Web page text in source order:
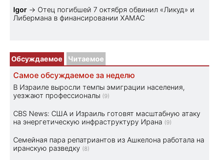
Igor → Отец погибшей 7 октября обвинил «Ликуд» и
Либермана в финансировании ХАМАС
Обсуждаемое Читаемое
Самое обсуждаемое за неделю
В Израиле выросли темпы эмиграции населения,
уезжают профессионалы (9)
CBS News: США и Израиль готовят масштабную атаку
на энергетическую инфраструктуру Ирана (9)
Семейная пара репатриантов из Ашкелона работала на
иранскую разведку (8)